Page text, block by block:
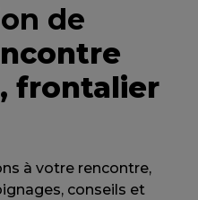
de
frontalier
à votre rencontre,
conseils et